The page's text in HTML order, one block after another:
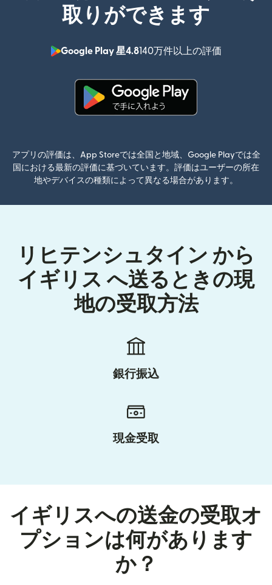
取りができます
Google Play 星4.8140万件以上の評価
（別ウィン
アプリの評価は、App Storeでは全国と地域、Google Playでは全
国における最新の評価に基づいています。評価はユーザーの所在
地やデバイスの種類によって異なる場合があります。
リヒテンシュタイン から
イギリス へ送るときの現
地の受取方法
銀行振込
現金受取
イギリスへの送金の受取オ
プションは何があります
か？